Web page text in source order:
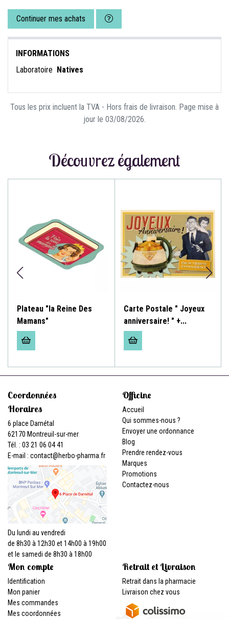
Continuer mes achats
INFORMATIONS
Laboratoire Natives
Tous les prix incluent la TVA - Hors frais de livraison. Page mise à
jour le 03/08/2026.
Découvrez également
Plateau "la Reine Des
Mamans"
Carte Postale " Joyeux
anniversaire! " +...
Coordonnées
Horaires
6 place Darnétal
62170 Montreuil-sur-mer
Tél. : 03 21 06 04 41
E-mail : contact@herbo-pharma.fr
Du lundi au vendredi
de 8h30 à 12h30 et 14h00 à 19h00
et le samedi de 8h30 à 18h00
Officine
Accueil
Qui sommes-nous ?
Envoyer une ordonnance
Blog
Prendre rendez-vous
Marques
Promotions
Contactez-nous
Mon compte
Identification
Mon panier
Mes commandes
Mes coordonnées
Retrait et Livraison
Retrait dans la pharmacie
Livraison chez vous